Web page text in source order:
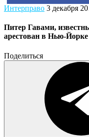
Интерправо 3 декабря
Питер Гавами,
арестован в Нью-Йорке
Поделиться